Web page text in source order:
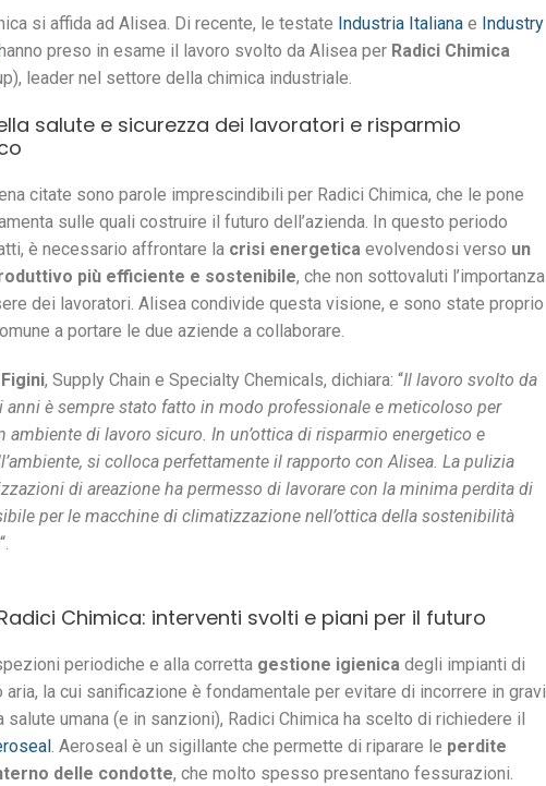
si affida ad Alisea. Di recente, le testate Industria Italianae Industry
preso in esame il lavoro svolto da Alisea per Radici Chimica
leader nel settore della chimica industriale.
salute e sicurezza dei lavoratori e risparmio
citate sono parole imprescindibili per Radici Chimica, che le pone
sulle quali costruire il futuro dell’azienda. In questo periodo
è necessario affrontare la crisi energetica evolvendosi verso un
più efficiente e sostenibile, che non sottovaluti l’importanza
dei lavoratori. Alisea condivide questa visione, e sono state proprio
a portare le due aziende a collaborare.
, Supply Chain e Specialty Chemicals, dichiara: “Il lavoro svolto da
anni è sempre stato fatto in modo professionale e meticoloso per
ambiente di lavoro sicuro. In un’ottica di risparmio energetico e
si colloca perfettamente il rapporto con Alisea. La pulizia
di areazione ha permesso di lavorare con la minima perdita di
per le macchine di climatizzazione nell’ottica della sostenibilità
“.
Chimica: interventi svolti e piani per il futuro
periodiche e alla corretta gestione igienica degli impianti di
aria, la cui sanificazione è fondamentale per evitare di incorrere in gravi
salute umana (e in sanzioni), Radici Chimica ha scelto di richiedere il
. Aeroseal è un sigillante che permette di riparare le perdite
delle condotte, che molto spesso presentano fessurazioni.